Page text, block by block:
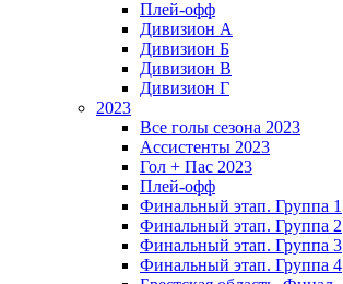
Плей-офф
Дивизион A
Дивизион Б
Дивизион В
Дивизион Г
2023
Все голы сезона 2023
Ассистенты 2023
Гол + Пас 2023
Плей-офф
Финальный этап. Группа 1
Финальный этап. Группа 2
Финальный этап. Группа 3
Финальный этап. Группа 4